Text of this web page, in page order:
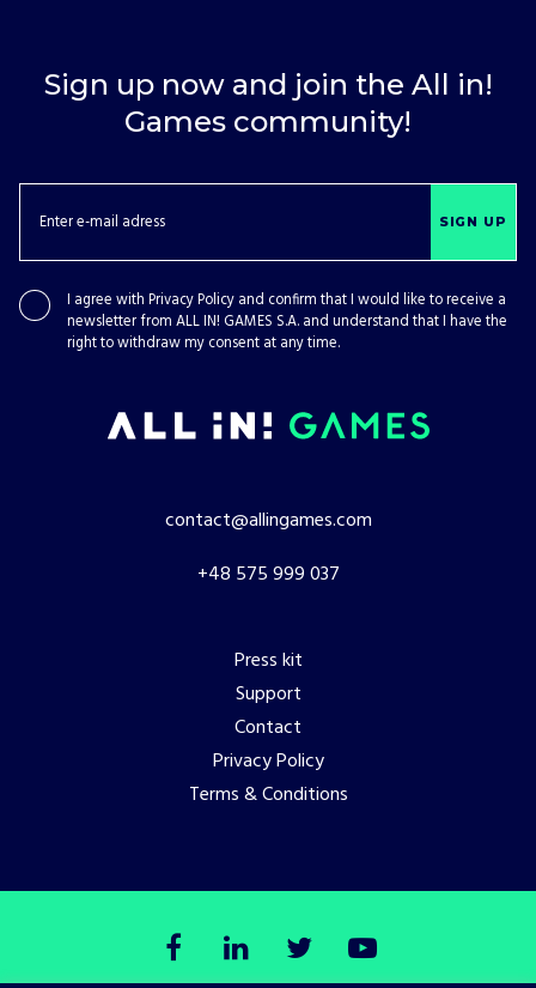
Sign up now and join the All in!
Games community!
SIGN UP
I agree with Privacy Policy and confirm that I would like to receive a
newsletter from ALL IN! GAMES S.A. and understand that I have the
right to withdraw my consent at any time.
contact@allingames.com
+48 575 999 037
Press kit
Support
Contact
Privacy Policy
Terms & Conditions